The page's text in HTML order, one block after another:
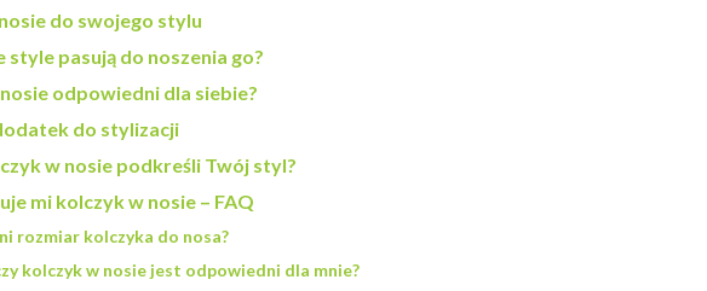
do swojego stylu
style pasują do noszenia go?
odpowiedni dla siebie?
do stylizacji
w nosie podkreśli Twój styl?
mi kolczyk w nosie – FAQ
rozmiar kolczyka do nosa?
kolczyk w nosie jest odpowiedni dla mnie?